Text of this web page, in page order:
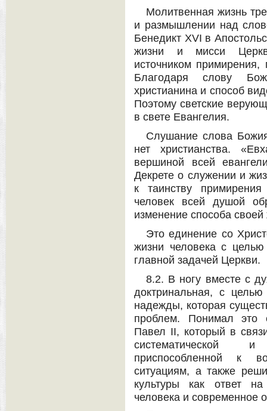
Молитвенная жизнь
и размышлении над
Бенедикт XVI в
жизни и мисси
источником
Благодаря слову
христианина и способ
Поэтому светские
в свете Евангелия.
Слушание слова
нет христианства.
вершиной всей
Декрете о служении и
к таинству
человек всей душой
изменение способа
Это единение со
жизни человека с
главной задачей Церкви.
8.2. В ногу вместе с
доктринальная, с
надежды, которая
проблем. Понимал это
Павел II, который в
систематической и
приспособленной к
ситуациям, а также
культуры как ответ
человека и современное